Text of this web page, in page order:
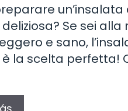
un’insalata
Se sei
e sano,
la scelta perfetta!